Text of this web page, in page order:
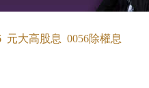
元大高股息 0056除權息